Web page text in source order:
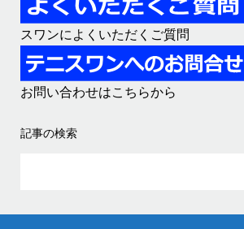
スワンによくいただくご質問
お問い合わせはこちらから
記事の検索